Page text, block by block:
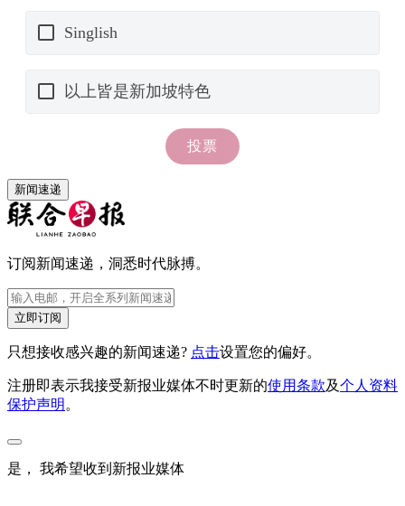
新闻速递
订阅新闻速递，洞悉时代脉搏。
立即订阅
只想接收感兴趣的新闻速递? 点击设置您的偏好。
注册即表示我接受新报业媒体不时更新的使用条款及个人资料
保护声明 。
是， 我希望收到新报业媒体